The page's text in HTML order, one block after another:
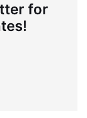
for